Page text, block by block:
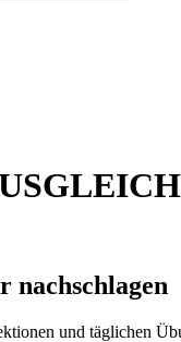
nachschlagen
und täglichen